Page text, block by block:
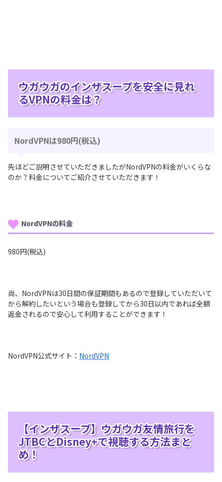
ウガウガのインザスープを安全に見れ
るVPNの料金は？
NordVPNは980円(税込)
先ほどご説明させていただきましたがNordVPNの料金がいくらな
のか？料金についてご紹介させていただきます！
NordVPNの料金
980円(税込)
尚、NordVPNは30日間の保証期間もあるので登録していただいて
から解約したいという場合も登録してから30日以内であれば全額
返金されるので安心して利用することができます！
NordVPN公式サイト： NordVPN
【インザスープ】ウガウガ友情旅行を
JTBCとDisney+で視聴する方法まと
め！